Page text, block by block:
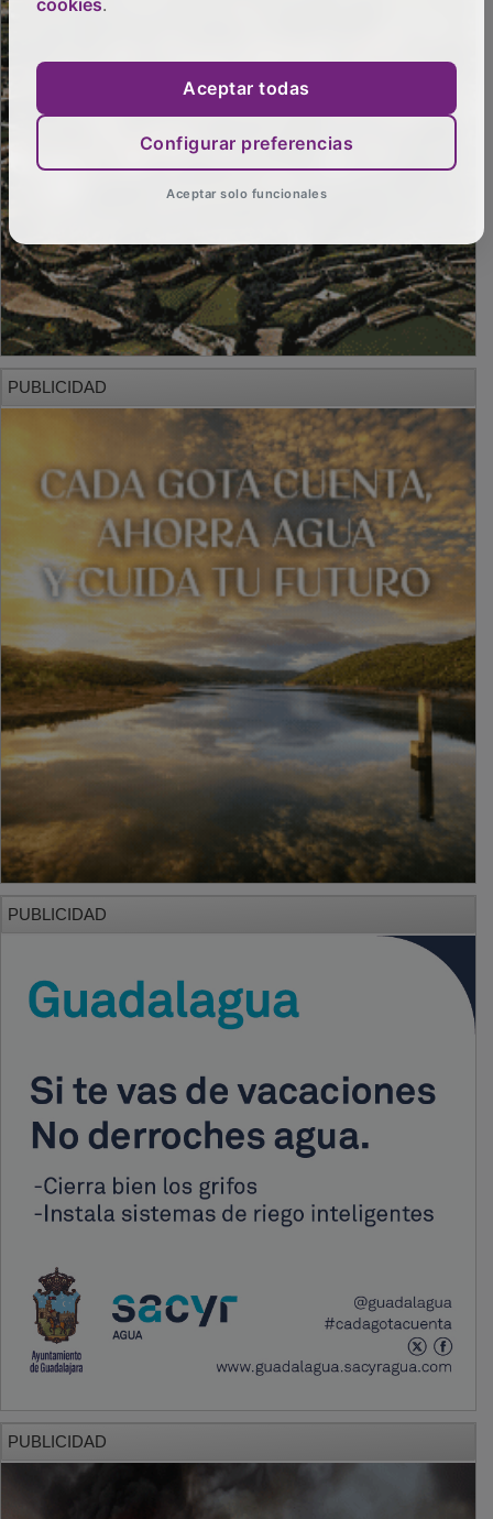
PUBLICIDAD
PUBLICIDAD
PUBLICIDAD
cookies.
Aceptar todas
Configurar preferencias
Aceptar solo funcionales